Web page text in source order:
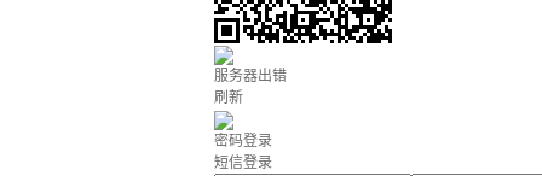
服务器出错
刷新
密码登录
短信登录